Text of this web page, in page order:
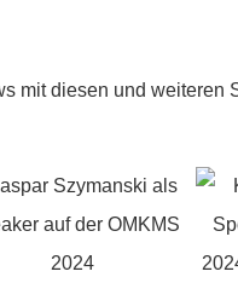
mit diesen und weiteren